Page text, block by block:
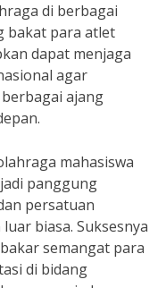
di berbagai
bakat para atlet
dapat menjaga
agar
ajang
mahasiswa
panggung
persatuan
biasa. Suksesnya
semangat para
di bidang